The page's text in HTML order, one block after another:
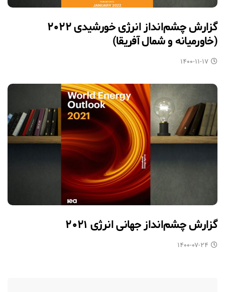
گزارش چشم‌انداز انرژی خورشیدی ۲۰۲۲
(خاورمیانه و شمال آفریقا)
۱۴۰۰-۱۱-۱۷
گزارش چشم‌انداز جهانی انرژی ۲۰۲۱
۱۴۰۰-۰۷-۲۴